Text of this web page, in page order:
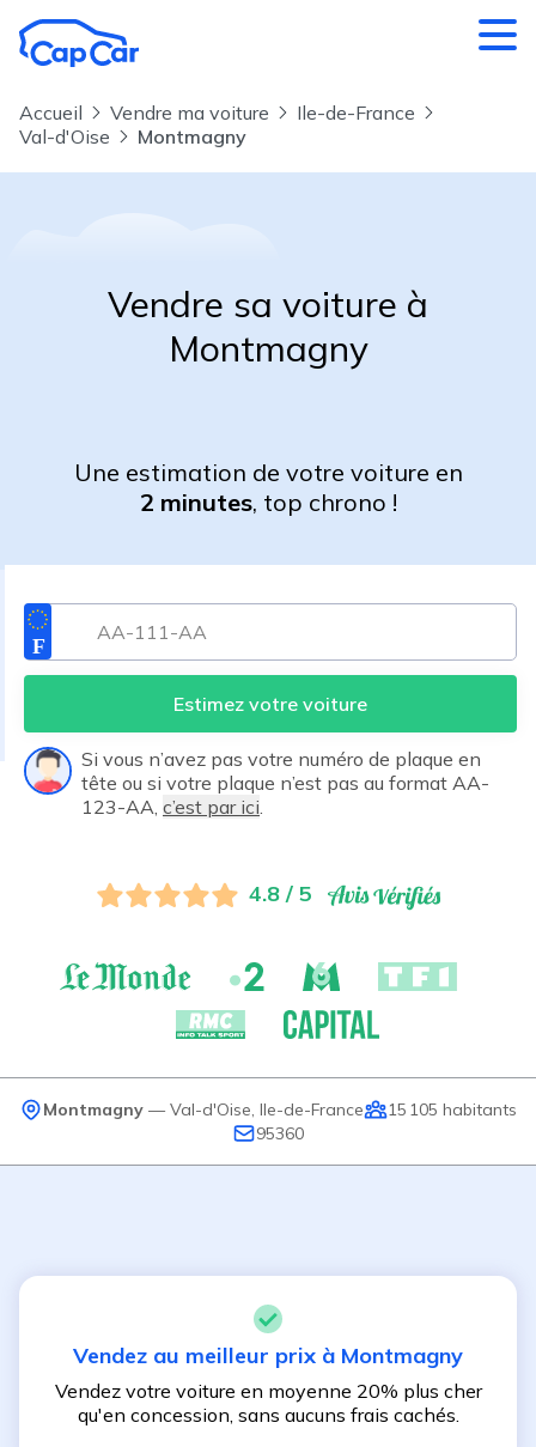
Accueil Vendre ma voiture
Ile-de-France
Val-d'Oise
Montmagny
Vendre sa voiture à
Montmagny
Une estimation de votre voiture en
2 minutes, top chrono !
Estimez votre voiture
Si vous n’avez pas votre numéro de plaque en
tête ou si votre plaque n’est pas au format AA-
123-AA, c’est par ici
4.8 / 5
Montmagny — Val-d'Oise Ile-de-France 15 105 habitants
95360
Vendez au meilleur prix à Montmagny
Vendez votre voiture en moyenne 20% plus cher
qu'en concession, sans aucuns frais cachés.